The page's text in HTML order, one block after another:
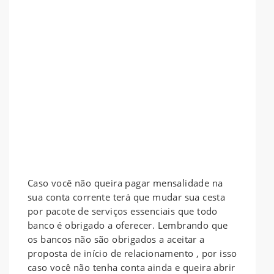
Caso você não queira pagar mensalidade na
sua conta corrente terá que mudar sua cesta
por pacote de serviços essenciais que todo
banco é obrigado a oferecer. Lembrando que
os bancos não são obrigados a aceitar a
proposta de início de relacionamento , por isso
caso você não tenha conta ainda e queira abrir